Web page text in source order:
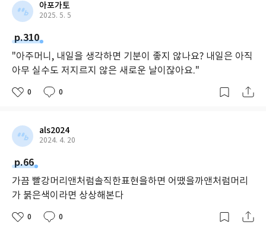
아포가토
2025. 5. 5
p.310
"아주머니, 내일을 생각하면 기분이 좋지 않나요? 내일은 아직
아무 실수도 저지르지 않은 새로운 날이잖아요."
0 0
als2024
2024. 4. 20
p.66
가끔 빨강머리앤처럼솔직한표현을하면 어땠을까앤처럼머리
가 붉은색이라면 상상해본다
0 0